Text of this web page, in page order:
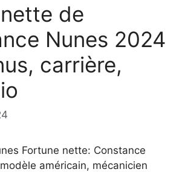
de
Nunes 2024
carrière,
Fortune nette: Constance
américain, mécanicien